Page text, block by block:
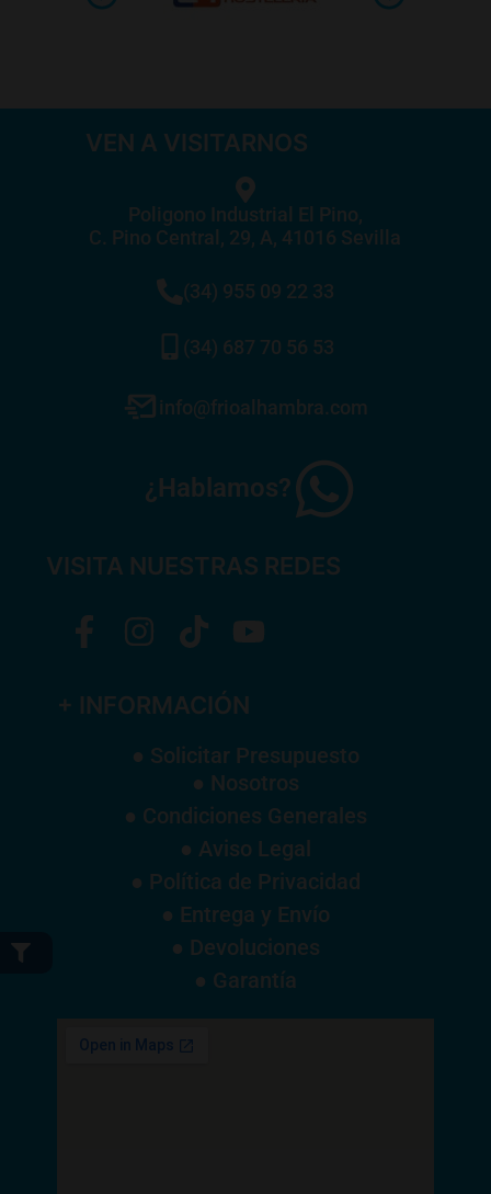
VEN A VISITARNOS
Poligono Industrial El Pino,
C. Pino Central, 29, A, 41016 Sevilla
(34) 955 09 22 33
(34) 687 70 56 53
info@frioalhambra.com
¿Hablamos?
VISITA NUESTRAS REDES
+ INFORMACIÓN
● Solicitar Presupuesto
● Nosotros
● Condiciones Generales
● Aviso Legal
● Política de Privacidad
● Entrega y Envío
● Devoluciones
● Garantía